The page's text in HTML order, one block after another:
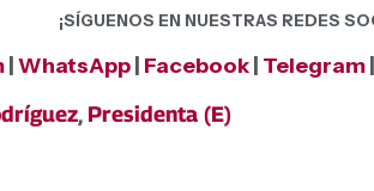
¡SÍGUENOS EN NUESTRAS REDES
|WhatsApp| Facebook| Telegram|
, Presidenta (E)